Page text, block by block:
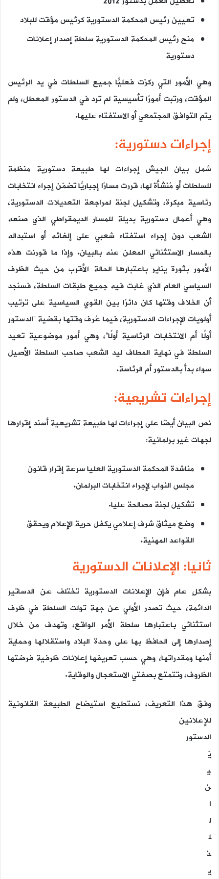
تعيين رئيس المحكمة الدستورية كرئيس مؤقت للبلاد
منح رئيس المحكمة الدستورية سلطة إصدار إعلانات
دستورية
وهي الأمور التي ركزت فعليًّا جميع السلطات في يد الرئيس
المؤقت، ورتبت أمورًا تأسيسية لم ترد في الدستور المعطل، ولم
يتم التوافق المجتمعي أو الاستفتاء عليها.
إجراءات دستورية:
شمل بيان الجيش إجراءات لها طبيعة دستورية منظمة
للسلطات أو مُنشأة لها، قررت مسارًا إجباريُّا تضمّن إجراء انتخابات
رئاسية مبكرة، وتشكيل لجنة لمراجعة التعديلات الدستورية،
وهي أعمال دستورية بديلة للمسار الديمقراطي الذي صنعه
الشعب دون إجراء استفتاء شعبي على إلغائه أو استبداله
بالمسار الاستثنائي المعلن عنه بالبيان. وإذا ما قورنت هذه
الأمور بثورة يناير باعتبارها الحالة الأقرب من حيث الظرف
السياسي العام الذي غابت فيه جميع طبقات السلطة، فسنجد
أن الخلاف وقتها كان دائرًا بين القوي السياسية على ترتيب
أولويات الإجراءات الدستورية، فيما عُرف وقتها بقضية “الدستور
أولًا أم الانتخابات الرئاسية أولًا”، وهي أمور موضوعية تعيد
السلطة في نهاية المطاف ليد الشعب صاحب السلطة الأصيل
سواء بدأ بالدستور أم الرئاسة.
إجراءات تشريعية:
نص البيان أيضًا على إجراءات لها طبيعة تشريعية أسند إقرارها
لجهات غير برلمانية:
مناشدة المحكمة الدستورية العليا سرعة إقرار قانون
مجلس النواب لإجراء انتخابات البرلمان.
تشكيل لجنة مصالحة عليا.
وضع ميثاق شرف إعلامي يكفل حرية الإعلام ويحقق
القواعد المهنية.
ثانيا: الإعلانات الدستورية
بشكلٍ عام فإن الإعلانات الدستورية تختلف عن الدساتير
الدائمة، حيث تصدر الأولي عن جهة تولت السلطة في ظرف
استثنائي باعتبارها سلطة الأمر الواقع، وتهدف من خلال
إصدارها إلى الحافظ بها على وحدة البلاد واستقلالها وحماية
أمنها ومقدراتها، وهي حسب تعريفها إعلانات ظرفية فرضتها
الظروف، وتتمتع بصفتي الاستعجال والوقاية.
وفق هذا التعريف، نستطيع استيضاح الطبيعة القانونية
للإعلانين
الدستور
يّ
ي
ن
ا
ل
ل
ذ
ي